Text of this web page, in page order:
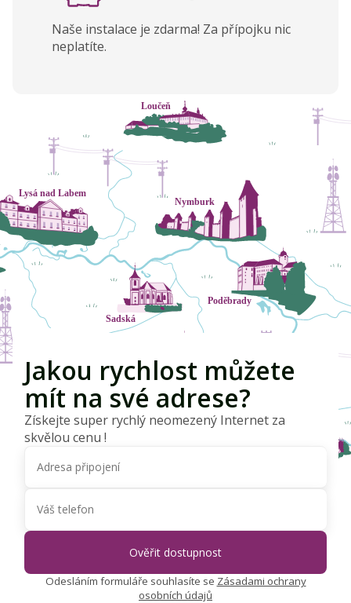
Naše instalace je zdarma! Za přípojku nic
neplatíte.
Jakou rychlost můžete
mít na své adrese?
Získejte super rychlý neomezený Internet za
skvělou cenu !
Odesláním formuláře souhlasíte se Zásadami ochrany
osobních údajů